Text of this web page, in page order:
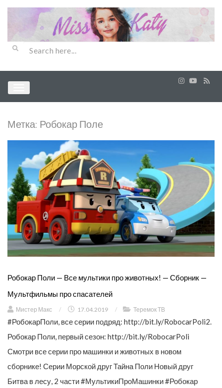
Метка: Робокар Поле
Робокар Поли — Все мультики про животных! — Сборник —
Мультфильмы про спасателей
Мистер Макс / 17.04.2019 / Теремок ТВ
#РобокарПоли, все серии подряд: http://bit.ly/RobocarPoli2.
Робокар Поли, первый сезон: http://bit.ly/RobocarPoli
Смотри все серии про машинки и животных в новом
сборнике! Серии Морской друг Тайна Поли Новый друг
Битва в лесу, 2 части #МультикиПроМашинки #Робокар